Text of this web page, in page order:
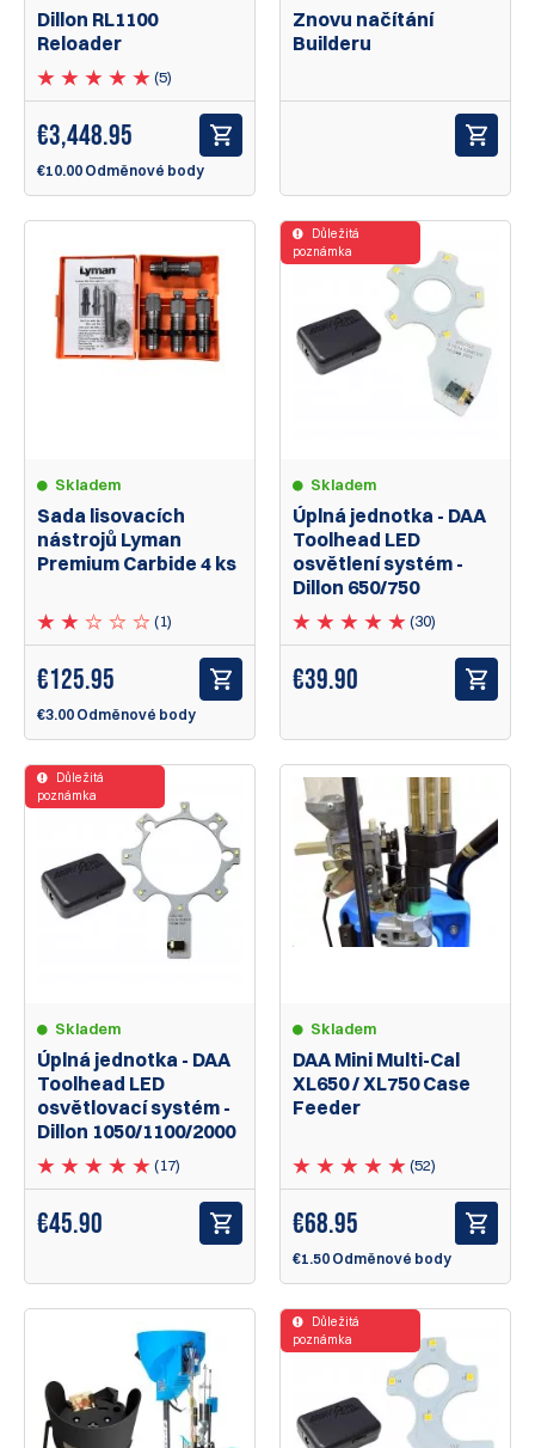
Dillon RL1100
Reloader
(5)
€3,448.95
€10.00 Odměnové body
Znovu načítání
Builderu
Skladem
Sada lisovacích
nástrojů Lyman
Premium Carbide 4 ks
(1)
€125.95
€3.00 Odměnové body
Skladem
Úplná jednotka - DAA
Toolhead LED
osvětlení systém -
Dillon 650/750
(30)
Důležitá
poznámka
€39.90
Skladem
Úplná jednotka - DAA
Toolhead LED
osvětlovací systém -
Dillon 1050/1100/2000
(17)
Důležitá
poznámka
€45.90
Skladem
DAA Mini Multi-Cal
XL650 / XL750 Case
Feeder
(52)
€68.95
€1.50 Odměnové body
Důležitá
poznámka